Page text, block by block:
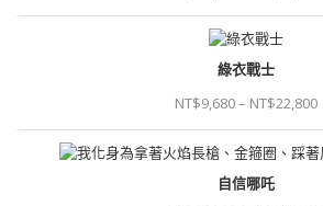
綠衣戰士
NT$9,680– NT$22,800
自信哪吒